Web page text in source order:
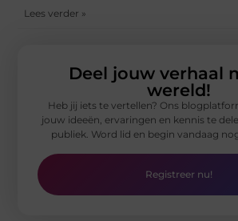
Lees verder »
Deel jouw verhaal
wereld!
Heb jij iets te vertellen? Ons
jouw ideeën, ervaringen en kennis te
publiek. Word lid en begin vandaag
Registreer nu!